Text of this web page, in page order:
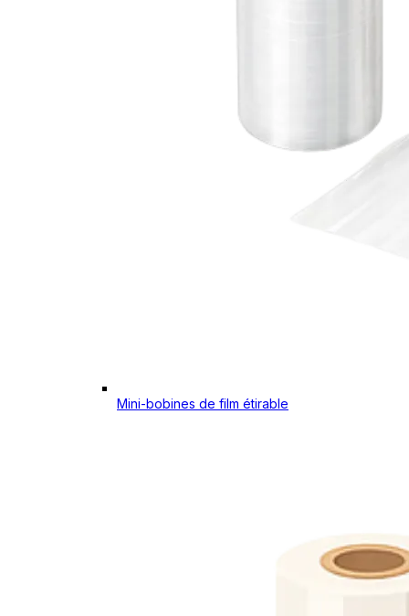
Mini-bobines de film étirable